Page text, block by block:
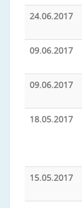
24.06.2017
09.06.2017
09.06.2017
18.05.2017
15.05.2017